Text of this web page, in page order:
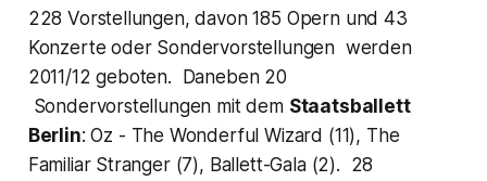
228 Vorstellungen, davon 185 Opern und 43
Konzerte oder Sondervorstellungen werden
2011/12 geboten. Daneben 20
Sondervorstellungen mit dem Staatsballett
Berlin:Oz - The Wonderful Wizard (11), The
Familiar Stranger (7), Ballett-Gala(2). 28